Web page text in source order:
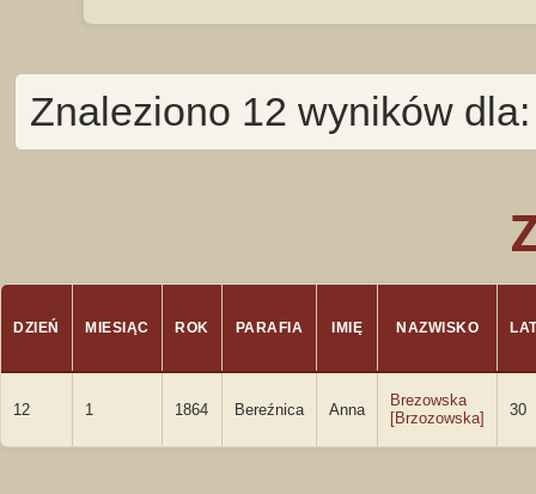
Znaleziono 12 wyników
DZIEŃ MIESIĄC ROK PARAFIA IMIĘ NAZWISKO
12 1 1864 Bereźnica Anna
Brezowska
[Brzozowska]
30